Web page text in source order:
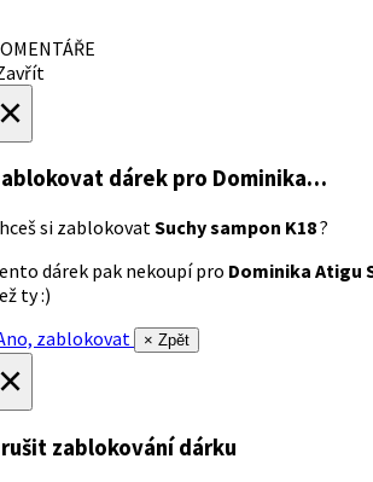
dárek pro Dominika…
si zablokovatSuchy sampon K18?
dárek pak nekoupí pro Dominika Atigu
ty :)
zablokovat
× Zpět
zablokování dárku